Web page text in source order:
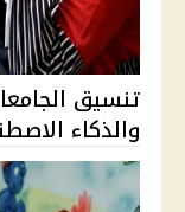
والذكاء